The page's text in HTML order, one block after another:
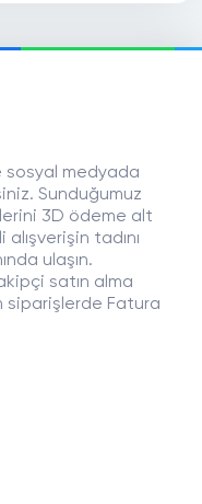
sosyal medyada
Sunduğumuz
3D ödeme alt
tadını
ulaşın.
satın alma
siparişlerde Fatura